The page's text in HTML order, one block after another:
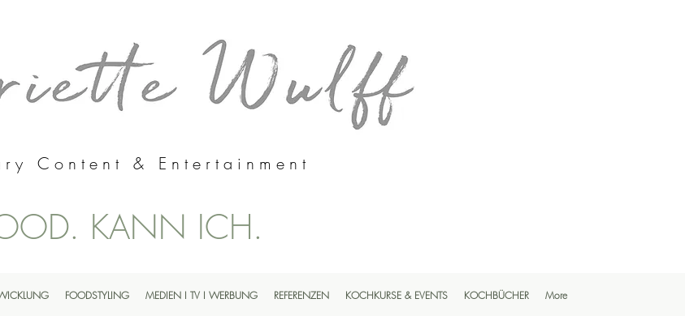
Content & Entertainment
KANN ICH.
FOODSTYLING MEDIEN I TV I WERBUNG REFERENZEN KOCHKURSE & EVENTS KOCHBÜCHER More